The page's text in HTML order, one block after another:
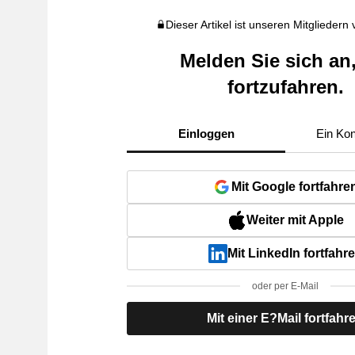
Dieser Artikel ist unseren Mitgliedern
Melden Sie sich
fortzufahren.
Einloggen Ein
Mit Google
Weiter mit Apple
Mit LinkedIn
oder per E-Mail
Mit einer E?Mail